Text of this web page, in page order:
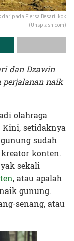
daripada Fiersa Besari, kok
(Unsplash.com)
dan Dzawin
naik
olahraga
Kini, setidaknya
sudah
konten.
sekali
, atau apalah
gunung.
senang, atau